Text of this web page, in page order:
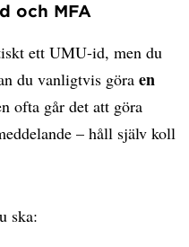
och MFA
ett UMU-id, men du
du vanligtvis göra en
ofta går det att göra
– håll själv koll
ska: